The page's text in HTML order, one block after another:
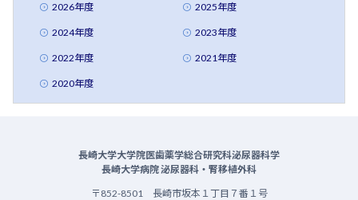
2026年度 2025年度
2024年度 2023年度
2022年度 2021年度
2020年度
長崎大学大学院医歯薬学総合研究科泌尿器科学
長崎大学病院 泌尿器科・腎移植外科
〒852-8501 長崎市坂本１丁目７番１号